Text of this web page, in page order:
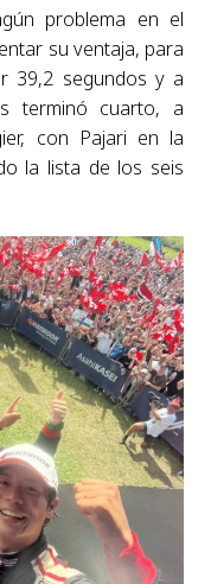
problema en el
su ventaja, para
39,2 segundos y a
terminó cuarto, a
con Pajari en la
la lista de los seis